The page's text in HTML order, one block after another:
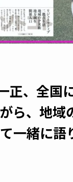
、全国
ら、地域
一緒に語